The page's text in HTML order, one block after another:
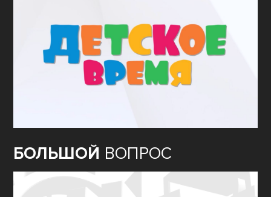
БОЛЬШОЙ ВОПРОС